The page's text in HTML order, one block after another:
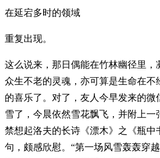
在延宕多时的领域
重复出现。
这么说来，那日偶能在竹林幽径里，
众生不老的灵魂，亦可算是生命在不
的喜乐了。对了，友人今早发来的
雪了，今晨依然雪花飘飞，并附上一
禁想起洛夫的长诗《漂木》之《瓶中
句，颇感欣慰。“第一场风雪轰轰穿